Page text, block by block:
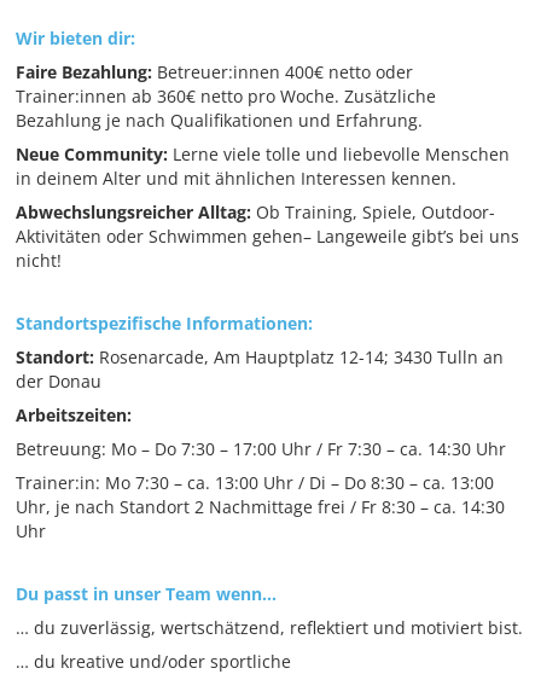
Wir bieten dir:
Faire Bezahlung: Betreuer:innen 400€ netto oder
Trainer:innen ab 360€ netto pro Woche. Zusätzliche
Bezahlung je nach Qualifikationen und Erfahrung.
Neue Community: Lerne viele tolle und liebevolle Menschen
in deinem Alter und mit ähnlichen Interessen kennen.
Abwechslungsreicher Alltag: Ob Training, Spiele, Outdoor-
Aktivitäten oder Schwimmen gehen– Langeweile gibt’s bei uns
nicht!
Standortspezifische Informationen:
Standort: Rosenarcade, Am Hauptplatz 12-14; 3430 Tulln an
der Donau
Arbeitszeiten:
Betreuung: Mo – Do 7:30 – 17:00 Uhr / Fr 7:30 – ca. 14:30 Uhr
Trainer:in: Mo 7:30 – ca. 13:00 Uhr / Di – Do 8:30 – ca. 13:00
Uhr, je nach Standort 2 Nachmittage frei / Fr 8:30 – ca. 14:30
Uhr
Du passt in unser Team wenn…
… du zuverlässig, wertschätzend, reflektiert und motiviert bist.
… du kreative und/oder sportliche